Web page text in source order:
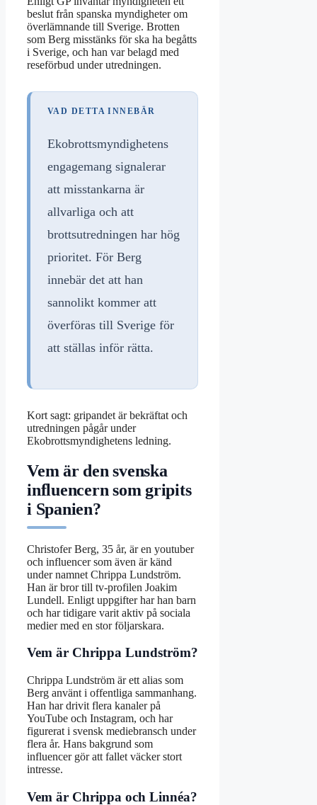
beslut från spanska myndigheter om
överlämnande till Sverige. Brotten
som Berg misstänks för ska ha begåtts
i Sverige, och han var belagd med
reseförbud under utredningen.
VAD DETTA INNEBÄR
Ekobrottsmyndighetens
engagemang signalerar
att misstankarna är
allvarliga och att
brottsutredningen har hög
prioritet. För Berg
innebär det att han
sannolikt kommer att
överföras till Sverige för
att ställas inför rätta.
Kort sagt: gripandet är bekräftat och
utredningen pågår under
Ekobrottsmyndighetens ledning.
Vem är den svenska
influencern som gripits
i Spanien?
Christofer Berg, 35 år, är en youtuber
och influencer som även är känd
under namnet Chrippa Lundström.
Han är bror till tv-profilen Joakim
Lundell. Enligt uppgifter har han barn
och har tidigare varit aktiv på sociala
medier med en stor följarskara.
Vem är Chrippa Lundström?
Chrippa Lundström är ett alias som
Berg använt i offentliga sammanhang.
Han har drivit flera kanaler på
YouTube och Instagram, och har
figurerat i svensk mediebransch under
flera år. Hans bakgrund som
influencer gör att fallet väcker stort
intresse.
Vem är Chrippa och Linnéa?